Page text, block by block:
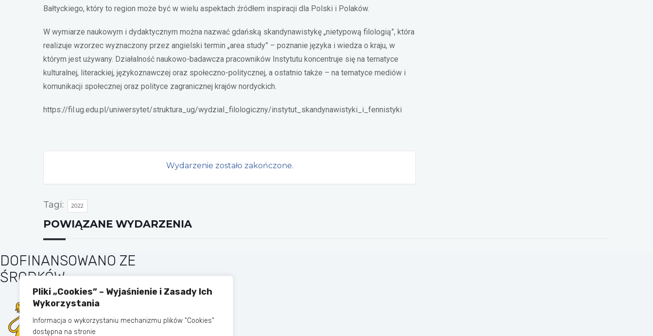
Pliki „Cookies” – Wyjaśnienie i Zasady Ich
Wykorzystania
Informacja o wykorzystaniu mechanizmu plików "Cookies"
dostępna na stronie
Bałtyckiego, który to region może być w wielu aspektach źródłem inspiracji dla Polski i Polaków.
W wymiarze naukowym i dydaktycznym można nazwać gdańską skandynawistykę „nietypową filologią”, która
realizuje wzorzec wyznaczony przez angielski termin „area study” – poznanie języka i wiedza o kraju, w
którym jest używany. Działalność naukowo-badawcza pracowników Instytutu koncentruje się na tematyce
kulturalnej, literackiej, językoznawczej oraz społeczno-politycznej, a ostatnio także – na tematyce mediów i
komunikacji społecznej oraz polityce zagranicznej krajów nordyckich.
https://fil.ug.edu.pl/uniwersytet/struktura_ug/wydzial_filologiczny/instytut_skandynawistyki_i_fennistyki
Wydarzenie zostało zakończone.
Tagi: 2022
POWIĄZANE WYDARZENIA
DOFINANSOWANO ZE
ŚRODKÓW